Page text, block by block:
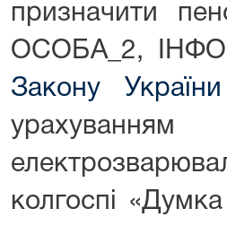
призначити
ОСОБА_2,
Закону
колгоспі